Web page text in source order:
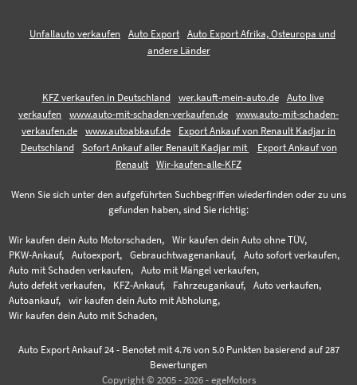
Unfallauto verkaufen Auto Export
Auto Export Afrika, Osteuropa und
andere Länder
KFZ verkaufen in Deutschland wer.kauft-mein-auto.de
Auto live
verkaufen
www.auto-mit-schaden-verkaufen.de
www.auto-mit-schaden-
verkaufen.de
www.autoabkauf.de
Export Ankauf von Renault Kadjar in
Deutschland
Sofort Ankauf aller Renault Kadjar mit
Export Ankauf von
Renault
Wir-kaufen-alle-KFZ
Wenn Sie sich unter den aufgeführten Suchbegriffen wiederfinden oder zu uns
gefunden haben, sind Sie richtig:
Wir kaufen dein Auto Motorschaden,
Wir kaufen dein Auto ohne TÜV,
PKW-Ankauf,
Autoexport, Gebrauchtwagenankauf,
Auto sofort verkaufen,
Auto mit Schaden verkaufen,
Auto mit Mängel verkaufen,
Auto defekt verkaufen,
KFZ-Ankauf, Fahrzeugankauf,
Auto verkaufen,
Autoankauf,
wir kaufen dein Auto mit Abholung,
Wir kaufen dein Auto mit Schaden,
Auto Export Ankauf 24- Benotet mit 4.76von 5.0 Punkten basierend auf 287
Bewertungen
Copyright © 2005 - 2026 - egeMotors